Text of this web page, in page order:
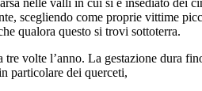
scegliendo come proprie vittime
qualora questo si trovi sottoterra.
volte l’anno. La gestazione dura
particolare dei querceti,